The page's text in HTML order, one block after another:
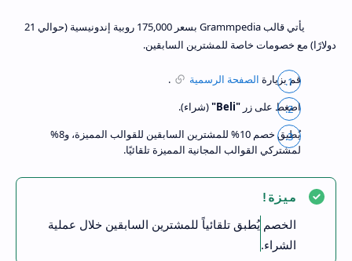
يأتي قالب Grammpedia بسعر 175,000 روبية إندونيسية (حوالي 21
دولارًا) مع خصومات خاصة للمشترين السابقين.
قم بزيارة الصفحة الرسمية
.
اضغط على زر "Beli"
(شراء).
يُطبق خصم 10% للمشترين السابقين للقوالب المميزة، و8%
لمشتركي القوالب المجانية المميزة تلقائيًا.
ميزة!
الخصم يُطبق تلقائياً للمشترين السابقين خلال عملية
الشراء.